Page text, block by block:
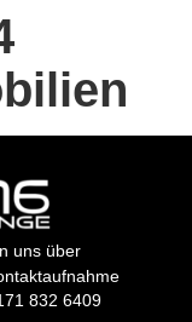
uns über
832 6409